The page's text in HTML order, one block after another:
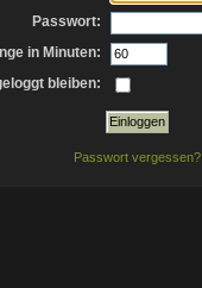
Passwort:
in Minuten:
bleiben:
Passwort vergessen?